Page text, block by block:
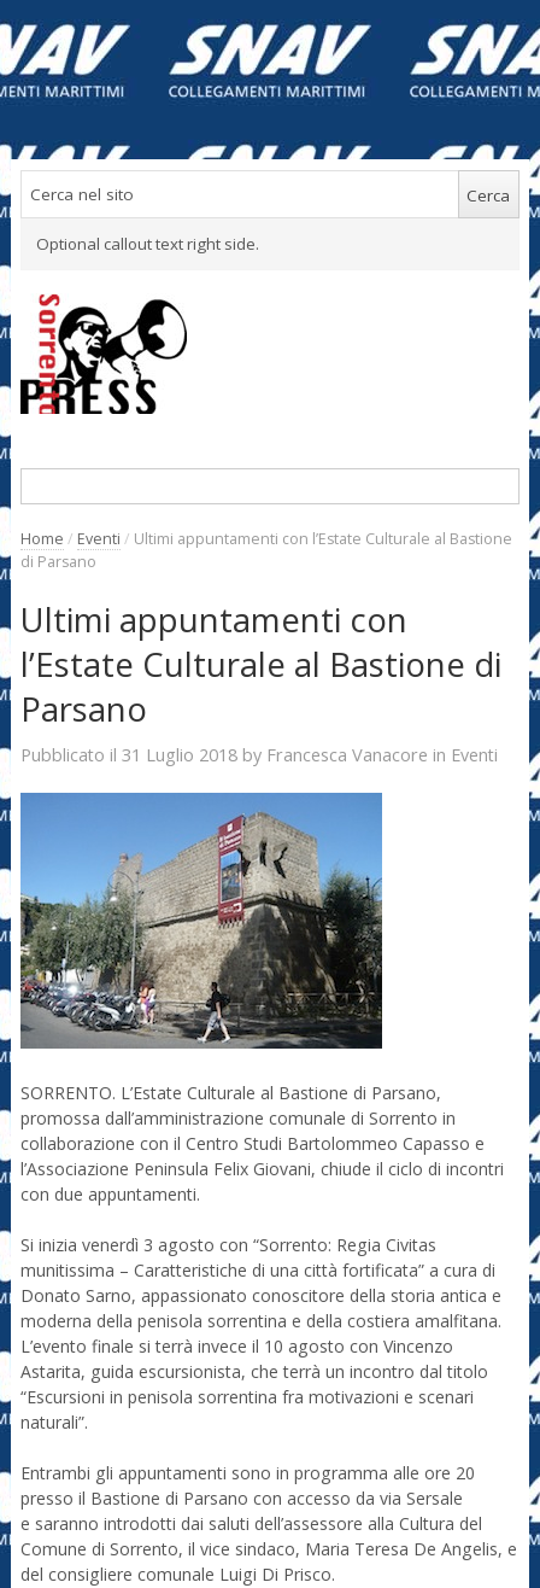
Optional callout text right side.
Home / Eventi / Ultimi appuntamenti con l’Estate Culturale al Bastione
di Parsano
Ultimi appuntamenti con
l’Estate Culturale al Bastione di
Parsano
Pubblicato il 31 Luglio 2018by Francesca Vanacore in Eventi
SORRENTO. L’Estate Culturale al Bastione di Parsano,
promossa dall’amministrazione comunale di Sorrento in
collaborazione con il Centro Studi Bartolommeo Capasso e
l’Associazione Peninsula Felix Giovani, chiude il ciclo di incontri
con due appuntamenti.
Si inizia venerdì 3 agosto con “Sorrento: Regia Civitas
munitissima – Caratteristiche di una città fortificata” a cura di
Donato Sarno, appassionato conoscitore della storia antica e
moderna della penisola sorrentina e della costiera amalfitana.
L’evento finale si terrà invece il 10 agosto con Vincenzo
Astarita, guida escursionista, che terrà un incontro dal titolo
“Escursioni in penisola sorrentina fra motivazioni e scenari
naturali”.
Entrambi gli appuntamenti sono in programma alle ore 20
presso il Bastione di Parsano con accesso da via Sersale
e saranno introdotti dai saluti dell’assessore alla Cultura del
Comune di Sorrento, il vice sindaco, Maria Teresa De Angelis, e
del consigliere comunale Luigi Di Prisco.